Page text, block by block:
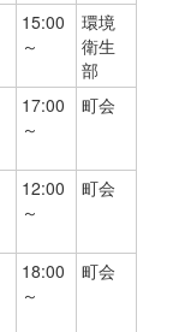
15:00
～
環境
衛生
部
17:00
～
町会
12:00
～
町会
18:00
～
町会